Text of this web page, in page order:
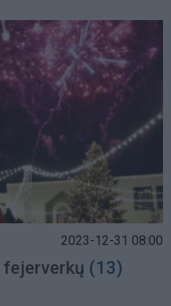
2023-12-31 08:00
fejerverkų (13)